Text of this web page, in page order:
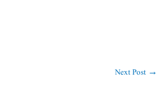
Next Post →